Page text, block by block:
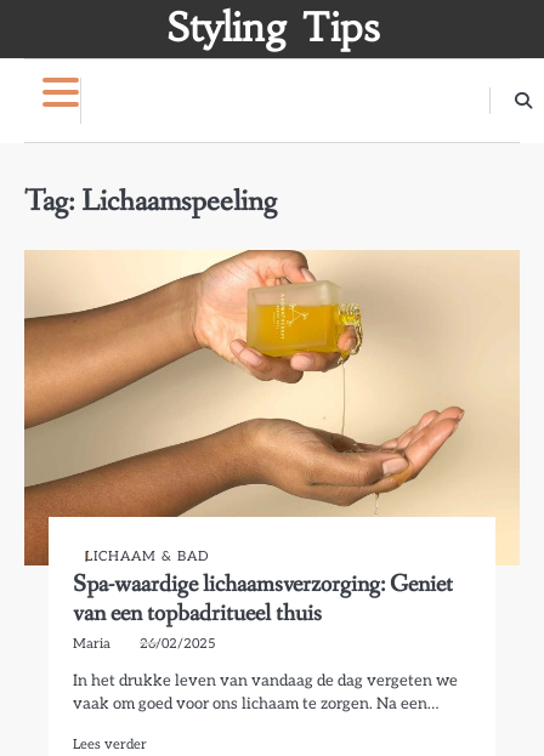
Styling Tips
Tag: Lichaamspeeling
LICHAAM & BAD
Spa-waardige lichaamsverzorging: Geniet
van een topbadritueel thuis
Maria 26/02/2025
In het drukke leven van vandaag de dag vergeten we
vaak om goed voor ons lichaam te zorgen. Na een…
Lees verder